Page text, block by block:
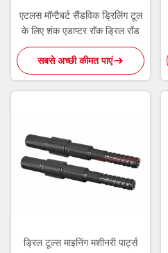
एटलस मॉन्टैबर्ट सैंडविक ड्रिलिंग टूल
के लिए शंक एडाप्टर रॉक ड्रिल रॉड
सबसे अच्छी कीमत पाएं
ड्रिल टूल्स माइनिंग मशीनरी पार्ट्स